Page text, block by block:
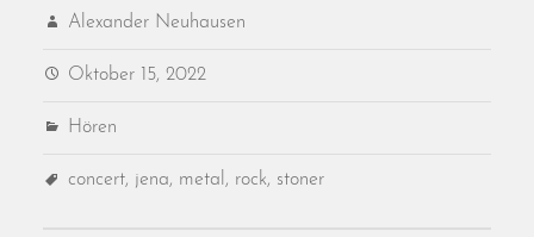
Alexander Neuhausen
Oktober 15, 2022
Hören
concert, jena, metal , rock, stoner